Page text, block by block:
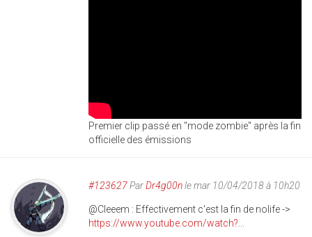
Premier clip passé en "mode zombie" après la fin
officielle des émissions
#123627ParDr4g00nle mar 10/04/2018 à 10h20
@Cleeem : Effectivement c'est la fin de nolife ->
https://www.youtube.com/watch?...